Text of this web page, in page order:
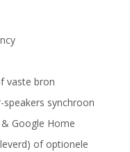
vaste bron
synchroon
Google Home
of optionele